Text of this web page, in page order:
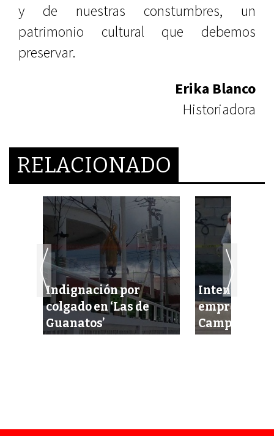
y de nuestras constumbres, un
patrimonio cultural que debemos
preservar.
Erika Blanco
Historiadora
RELACIONADO
Indignación por
colgado en ‘Las de
Guanatos’
Intentan
empresario
Campeche